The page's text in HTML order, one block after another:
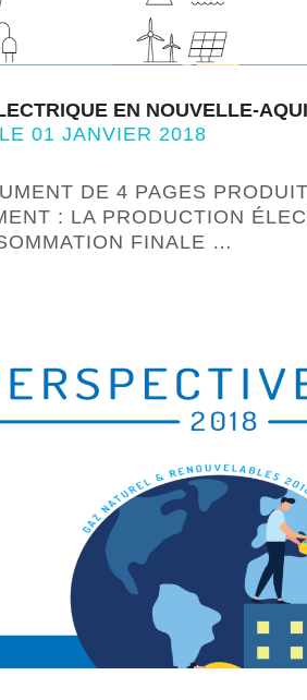
EN NOUVELLE-
01 JANVIER 2018
DE 4 PAGES
: LA PRODUCTION
FINALE …